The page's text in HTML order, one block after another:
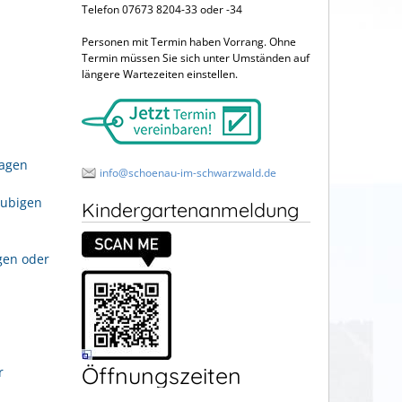
oder
Telefon 07673 8204-33 oder -34
Personen mit Termin haben Vorrang. Ohne
Termin müssen Sie sich unter Umständen auf
längere Wartezeiten einstellen.
info@schoenau-im-schwarzwald.de
Kindergartenanmeldung
Öffnungszeiten